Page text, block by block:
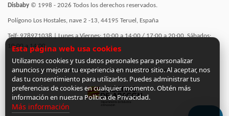
Disbaby © 1998 - 2026 Todos los derechos reservados.
Polígono Los Hostales, nave 2 -13, 44195 Teruel, España
Telf: 978971038 | Lunes a Viernes: 10:00 a 14:00 / 17:00 a 20:00, Sábados:
10:00 a 14:00
Incorporación de funcionalidades semánticas a la web subvencionadas por:
Esta página web usa cookies
Utilizamos cookies y tus datos personales para personalizar
anuncios y mejorar tu experiencia en nuestro sitio. Al aceptar, nos
das tu consentimiento para utilizarlos. Puedes administrar tus
preferencias de cookies en cualquier momento. Obtén más
información en nuestra Política de Privacidad.
Más información